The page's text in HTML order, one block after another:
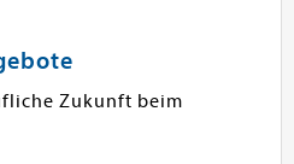
Zukunft beim